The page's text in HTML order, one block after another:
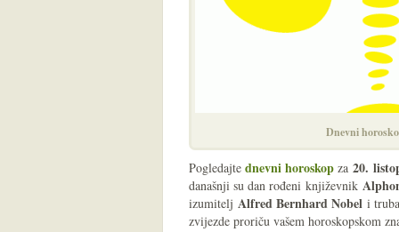
Dnevni
Pogledajte dnevni horoskop za 20.
današnji su dan rođeni književnik
izumitelj Alfred Bernhard Nobel i
zvijezde proriču vašem horoskopskom